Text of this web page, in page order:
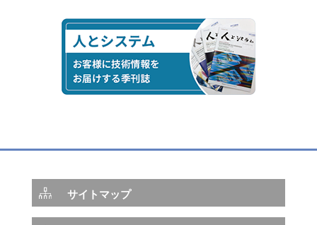
3DEXPERIENCE FORUM Japan 2019のご報告
2019年07月01日
ダッソー・システムズ株式会社との取り組みと
FY2018の活動における表彰
ダッソー・システムズ株式会社 様
― 新しい時代の新しいものづくりの3DEXPERIENCEプラ
ットフォーム ―サイトマップ